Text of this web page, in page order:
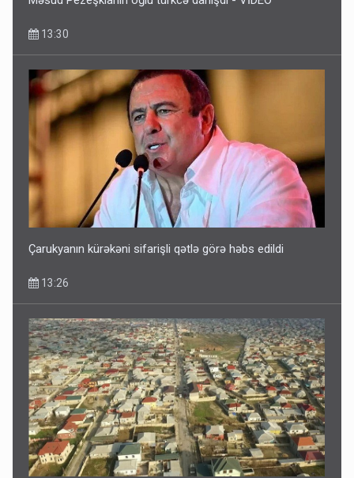
Britaniya Səfirliyi Vaşinqton razılaşmasının ildönümü ilə
bağlı bəyanat yaydı
12:50
13:30
Çarukyanın kürəkəni sifarişli qətlə görə həbs edildi
13:26